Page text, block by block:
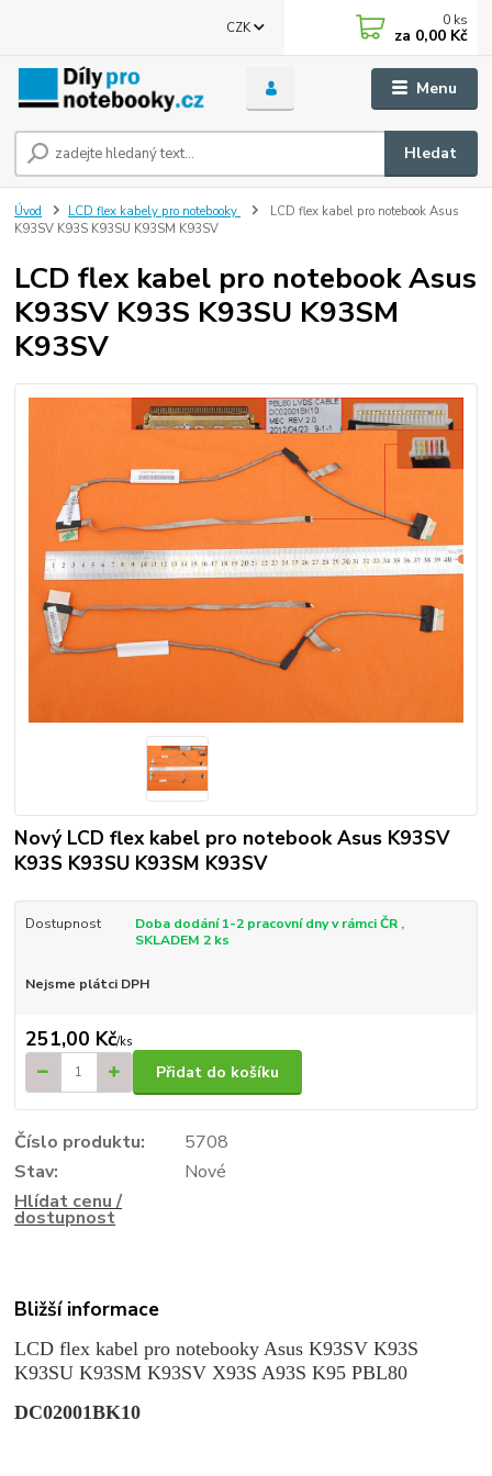
Menu
CZK
Hledat
0 ks
za 0,00 Kč
Úvod LCD flex kabely pro notebooky
LCD flex kabel pro notebook Asus
K93SV K93S K93SU K93SM K93SV
LCD flex kabel pro notebook Asus
K93SV K93S K93SU K93SM
K93SV
Nový LCD flex kabel pro notebook Asus K93SV
K93S K93SU K93SM K93SV
Dostupnost
Doba dodání 1-2 pracovní dny v rámci ČR ,
SKLADEM 2 ks
Nejsme plátci DPH
251,00 Kč/ks
Přidat do košíku
Číslo produktu:
5708
Stav:
Nové
Hlídat cenu /
dostupnost
Bližší informace
LCD flex kabel pro notebooky Asus K93SV K93S
K93SU K93SM K93SV X93S A93S K95 PBL80
DC02001BK10